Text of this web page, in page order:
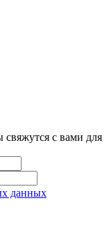
с вами для
данных